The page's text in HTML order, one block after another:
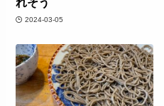
2024-03-05